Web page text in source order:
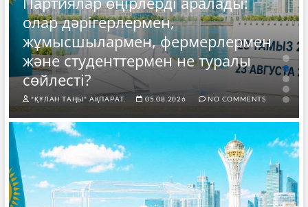
олар дәрігерлермен,
жұмысшылармен, фермерлермен
және студенттермен не туралы
сөйлесті?
"ҚҰЛАН ТАҢЫ" АҚПАРАТ. 05.08.2026 NO COMMENTS